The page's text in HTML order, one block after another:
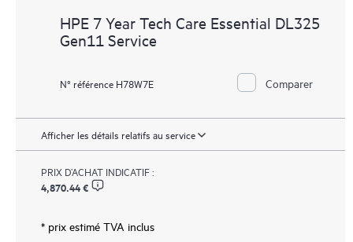
HPE 7 Year Tech Care Essential DL325
Gen11 Service
N° référence H78W7E Comparer
Afficher les détails relatifs au service
PRIX D’ACHAT INDICATIF :
4,870.44 €
* prix estimé TVA inclus